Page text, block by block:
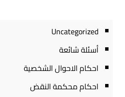
Uncategorized
أسئلة شائعة
احكام الاحوال الشخصية
احكام محكمة النقض